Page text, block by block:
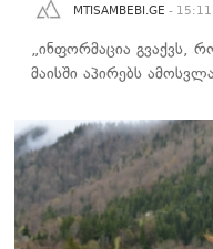
MTISAMBEBI.GE - 15:11
„ინფორმაცია გვაქვს,
მაისში აპირებს